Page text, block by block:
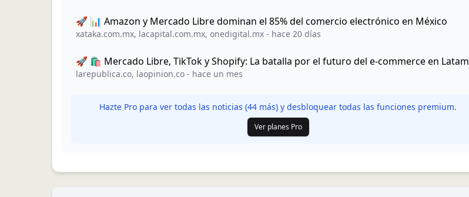
🚀 📊 Amazon y Mercado Libre dominan el 85% del comercio electrónico en México
xataka.com.mx, lacapital.com.mx, onedigital.mx - hace 20 días
🚀 🛍️ Mercado Libre, TikTok y Shopify: La batalla por el futuro del e-commerce en Latam
larepublica.co, laopinion.co - hace un mes
Hazte Pro para ver todas las noticias (44 más) y desbloquear todas las funciones premium.
Ver planes Pro